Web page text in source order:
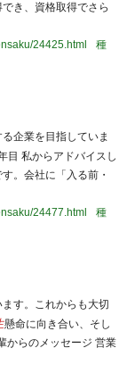
き、資格取得でさら
24425.html
種
企業を目指していま
目 私からアドバイスし
。会社に「入る前・
24477.html
種
す。これからも大切
懸命に向き合い、そし
からのメッセージ 営業